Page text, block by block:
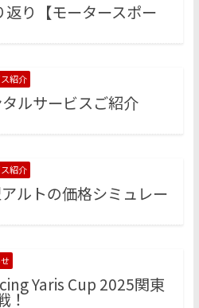
り【モータースポー
紹介
ルサービスご紹介
紹介
アルトの価格シミュレー
Yaris Cup 2025関東
！